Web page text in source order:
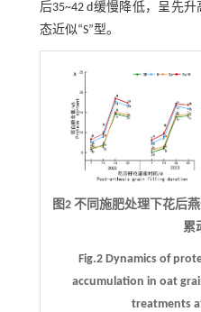
后35~42 d缓慢降低，呈先
态近似“S”型。
图2 不同施肥处理下花后
累
Fig.2 Dynamics of
accumulation in oat
treatments